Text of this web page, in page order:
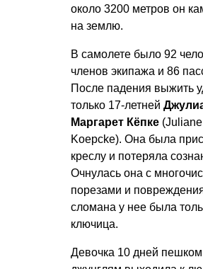
около 3200 метров он
на землю.
В самолете было 92
членов экипажа и 86
После падения выжить
только 17-летней
Маргарет Кёпке
Koepcke). Она была
креслу и потеряла
Очнулась она с
порезами и
сломана у нее была
ключица.
Девочка 10 дней